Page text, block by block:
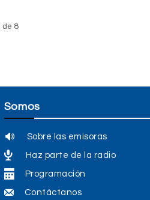
de 8
Somos
Sobre las emisoras
Haz parte de la radio
Programación
Contáctanos